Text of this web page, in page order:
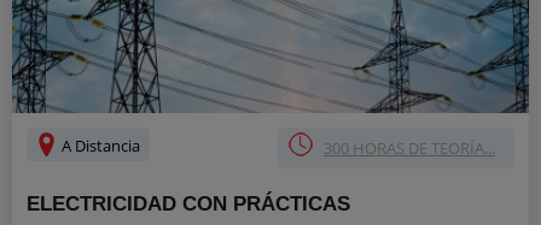
A Distancia 300 HORAS DE TEORÍA...
ELECTRICIDAD CON PRÁCTICAS